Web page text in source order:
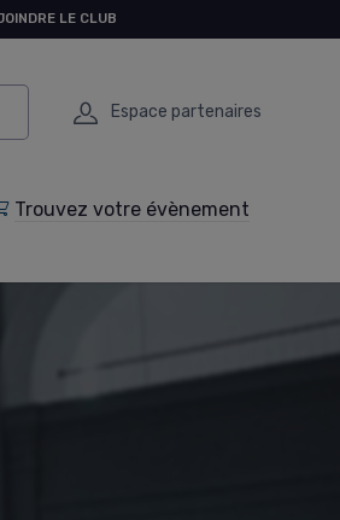
LE CLUB
Espace partenaires
Trouvez votre évènement